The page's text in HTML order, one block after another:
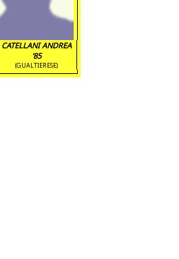
CATELLANI ANDREA
'85
(GUALTIERESE)